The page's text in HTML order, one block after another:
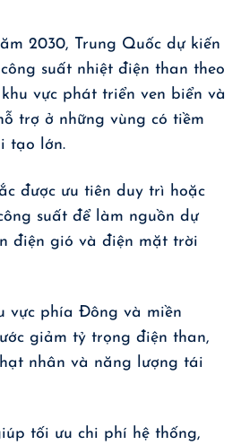
2030, Trung Quốc dự kiến
suất nhiệt điện than theo
vực phát triển ven biển và
trợ ở những vùng có tiềm
tạo lớn.
được ưu tiên duy trì hoặc
suất để làm nguồn dự
điện gió và điện mặt trời
vực phía Đông và miền
giảm tỷ trọng điện than,
nhân và năng lượng tái
tối ưu chi phí hệ thống,